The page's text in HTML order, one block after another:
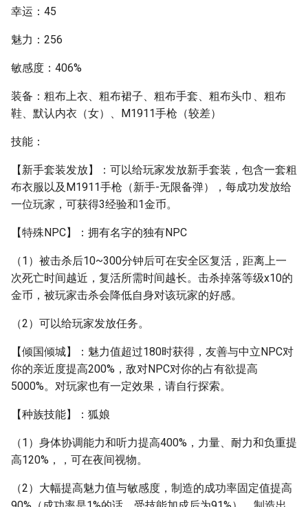
幸运：45
魅力：256
敏感度：406%
装备：粗布上衣、粗布裙子、粗布手套、粗布头巾、粗布
鞋、默认内衣（女）、M1911手枪（较差）
技能：
【新手套装发放】：可以给玩家发放新手套装，包含一套粗
布衣服以及M1911手枪（新手-无限备弹），每成功发放给
一位玩家，可获得3经验和1金币。
【特殊NPC】：拥有名字的独有NPC
（1）被击杀后10~300分钟后可在安全区复活，距离上一
次死亡时间越近，复活所需时间越长。击杀掉落等级x10的
金币，被玩家击杀会降低自身对该玩家的好感。
（2）可以给玩家发放任务。
【倾国倾城】：魅力值超过180时获得，友善与中立NPC对
你的亲近度提高200%，敌对NPC对你的占有欲提高
5000%。对玩家也有一定效果，请自行探索。
【种族技能】：狐娘
（1）身体协调能力和听力提高400%，力量、耐力和负重提
高120%，，可在夜间视物。
（2）大幅提高魅力值与敏感度，制造的成功率固定值提高